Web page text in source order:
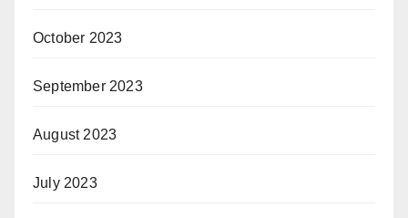
October 2023
September 2023
August 2023
July 2023